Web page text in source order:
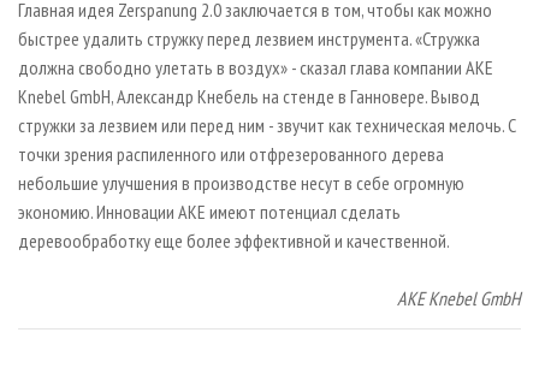
Главная идея Zerspanung 2.0 заключается в том, чтобы как можно
быстрее удалить стружку перед лезвием инструмента. «Стружка
должна свободно улетать в воздух» - сказал глава компании AKE
Knebel GmbH, Александр Кнебель на стенде в Ганновере. Вывод
стружки за лезвием или перед ним - звучит как техническая мелочь. С
точки зрения распиленного или отфрезерованного дерева
небольшие улучшения в производстве несут в себе огромную
экономию. Инновации АКЕ имеют потенциал сделать
деревообработку еще более эффективной и качественной.
AKEKnebelGmbH